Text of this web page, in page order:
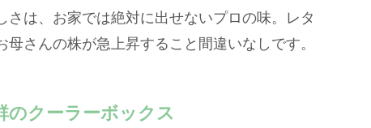
は、お家では絶対に出せないプロの味。レタ
さんの株が急上昇すること間違いなしです。
のクーラーボックス